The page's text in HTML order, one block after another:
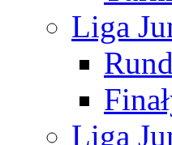
Liga
Liga